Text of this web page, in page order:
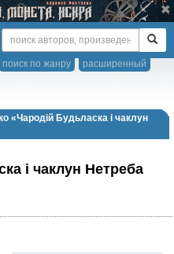
расширенный
поиск по жанру
«Чародій Будьласка і чаклун
і чаклун Нетреба